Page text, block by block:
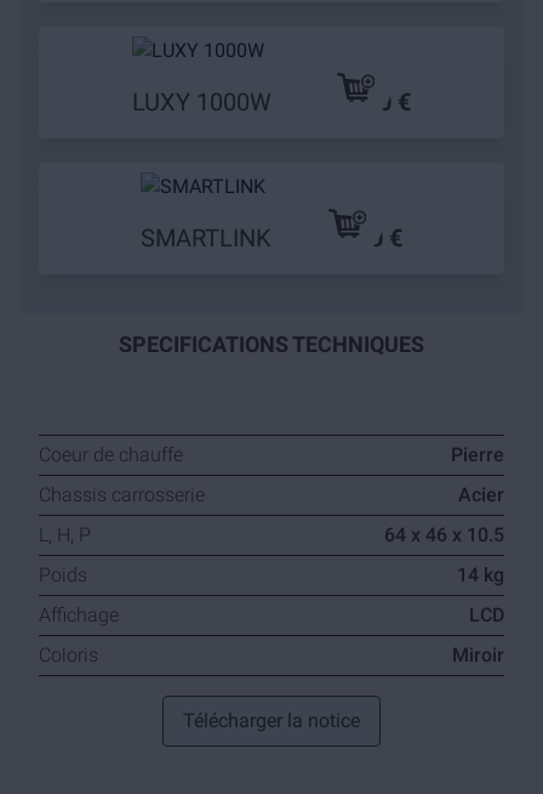
LUXY 1000W 69,90 €
SMARTLINK 49,90 €
SPECIFICATIONS TECHNIQUES
Coeur de chauffe
Pierre
Chassis carrosserie
Acier
L, H, P
64 x 46 x 10.5
Poids
14 kg
Affichage
LCD
Coloris
Miroir
Télécharger la notice